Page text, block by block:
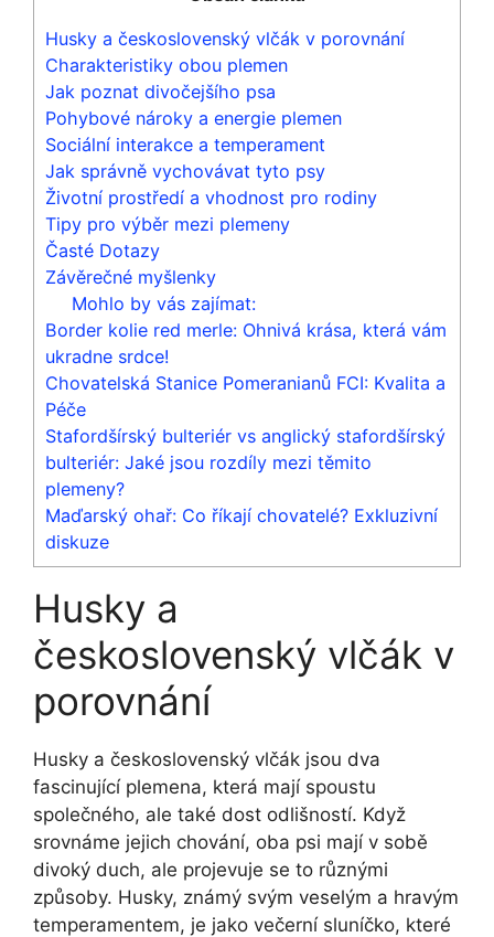
Husky a československý vlčák v porovnání
Charakteristiky obou plemen
Jak poznat divočejšího psa
Pohybové nároky a energie plemen
Sociální interakce a temperament
Jak správně vychovávat tyto psy
Životní prostředí a vhodnost pro rodiny
Tipy pro výběr mezi plemeny
Časté Dotazy
Závěrečné myšlenky
Mohlo by vás zajímat:
Border kolie red merle: Ohnivá krása, která vám
ukradne srdce!
Chovatelská Stanice Pomeranianů FCI: Kvalita a
Péče
Stafordšírský bulteriér vs anglický stafordšírský
bulteriér: Jaké jsou rozdíly mezi těmito
plemeny?
Maďarský ohař: Co říkají chovatelé? Exkluzivní
diskuze
Husky a
československý vlčák v
porovnání
Husky a československý vlčák jsou dva
fascinující plemena, která mají spoustu
společného, ale také dost odlišností. Když
srovnáme jejich chování, oba psi mají v sobě
divoký duch, ale projevuje se to různými
způsoby. Husky, známý svým veselým a hravým
temperamentem, je jako večerní sluníčko, které